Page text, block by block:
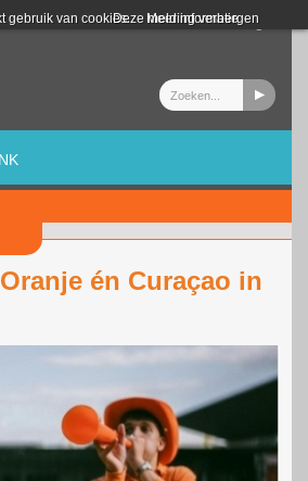
gebruik van cookies. Meer informatie
Deze melding verbergen
Login
én Curaçao in